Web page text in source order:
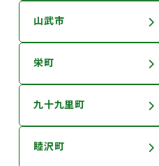
山武市
栄町
九十九里町
睦沢町